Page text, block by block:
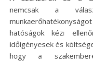
nemcsak a
hatóságok kézi
időigényesek és
hogy a